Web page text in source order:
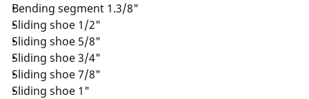
Bending segment 1.3/8"
Sliding shoe 1/2"
Sliding shoe 5/8"
Sliding shoe 3/4"
Sliding shoe 7/8"
Sliding shoe 1"